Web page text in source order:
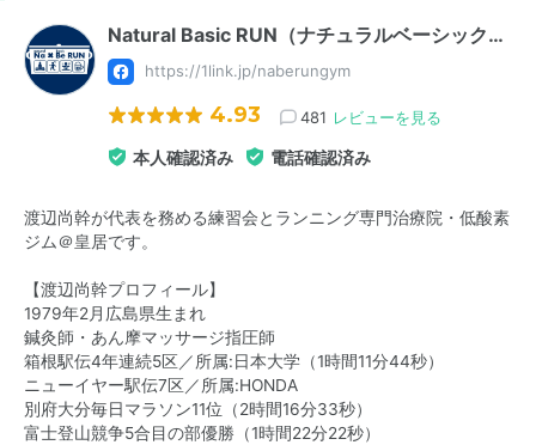
Natural Basic RUN（ナチュラルベーシック…
https://1link.jp/naberungym
4.93 481 レビューを見る
本人確認済み 電話確認済み
渡辺尚幹が代表を務める練習会とランニング専門治療院・低酸素
ジム＠皇居です。
【渡辺尚幹プロフィール】
1979年2月広島県生まれ
鍼灸師・あん摩マッサージ指圧師
箱根駅伝4年連続5区／所属:日本大学（1時間11分44秒）
ニューイヤー駅伝7区／所属:HONDA
別府大分毎日マラソン11位（2時間16分33秒）
富士登山競争5合目の部優勝（1時間22分22秒）